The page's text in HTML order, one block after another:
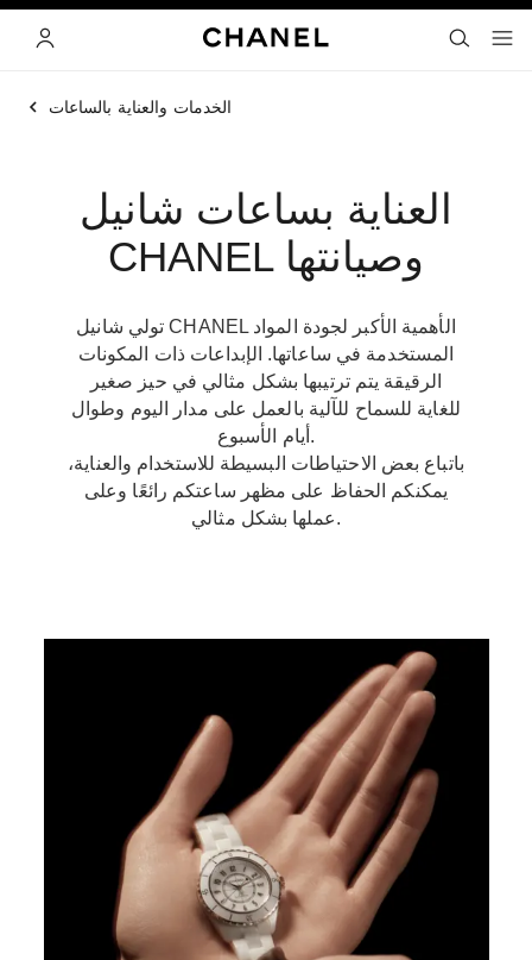
القائمة- المتصفح الرئيسي
- المتصفح الرئيسي
البحث
الخدمات والعناية بالساعات
العناية بساعات شانيل
CHANEL وصيانتها
تولي شانيل CHANEL الأهمية الأكبر لجودة المواد
المستخدمة في ساعاتها. الإبداعات ذات المكونات
الرقيقة يتم ترتيبها بشكل مثالي في حيز صغير
للغاية للسماح للآلية بالعمل على مدار اليوم وطوال
أيام الأسبوع.
باتباع بعض الاحتياطات البسيطة للاستخدام والعناية،
يمكنكم الحفاظ على مظهر ساعتكم رائعًا وعلى
عملها بشكل مثالي.